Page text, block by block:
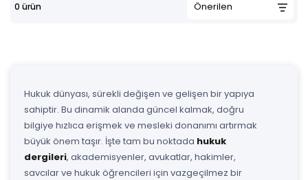
0 ürün
Hukuk dünyası, sürekli değişen ve gelişen bir yapıya
sahiptir. Bu dinamik alanda güncel kalmak, doğru
bilgiye hızlıca erişmek ve mesleki donanımı artırmak
büyük önem taşır. İşte tam bu noktada hukuk
dergileri, akademisyenler, avukatlar, hakimler,
savcılar ve hukuk öğrencileri için vazgeçilmez bir